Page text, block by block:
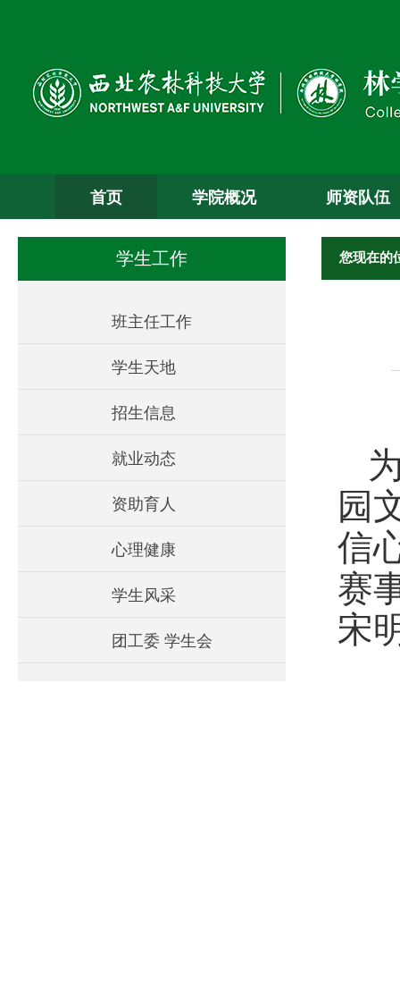
首页 学院概况 师资队伍
学生工作
班主任工作
学生天地
招生信息
就业动态
资助育人
心理健康
学生风采
团工委 学生会
您现在的
园
信
赛
宋